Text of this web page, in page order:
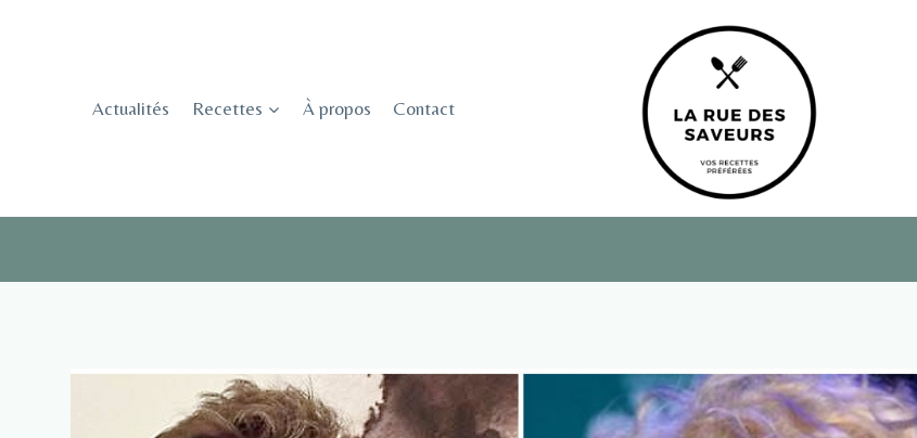
Actualités
Recettes À propos Contact